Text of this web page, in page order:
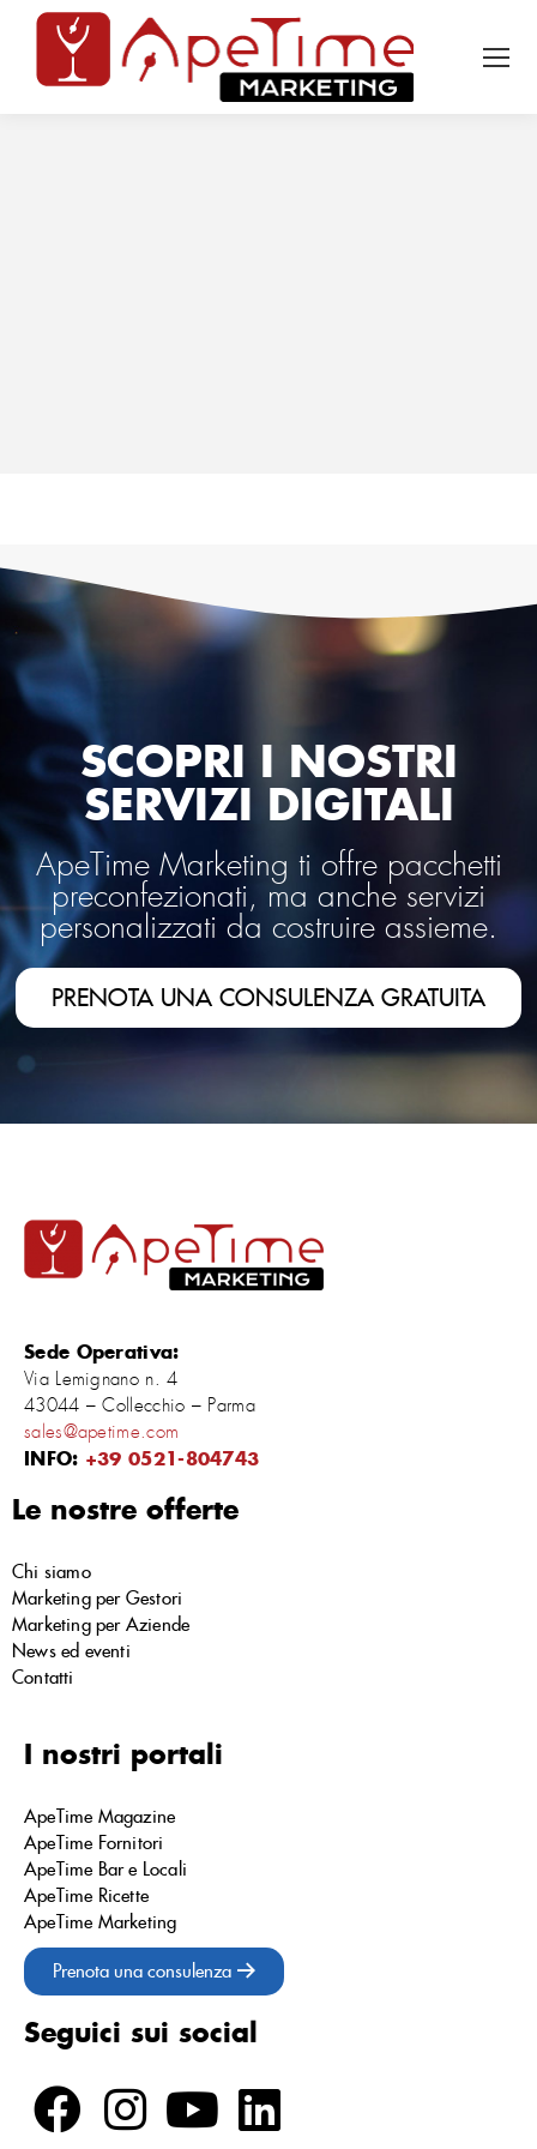
SCOPRI I NOSTRI
SERVIZI DIGITALI
ApeTime Marketing ti offre pacchetti
preconfezionati, ma anche servizi
personalizzati da costruire assieme.
PRENOTA UNA CONSULENZA GRATUITA
Sede Operativa:
Via Lemignano n. 4
43044 – Collecchio – Parma
sales@apetime.com
INFO: +39 0521-804743
Le nostre offerte
Chi siamo
Marketing per Gestori
Marketing per Aziende
News ed eventi
Contatti
I nostri portali
ApeTime Magazine
ApeTime Fornitori
ApeTime Bar e Locali
ApeTime Ricette
ApeTime Marketing
Prenota una consulenza
Seguici sui social